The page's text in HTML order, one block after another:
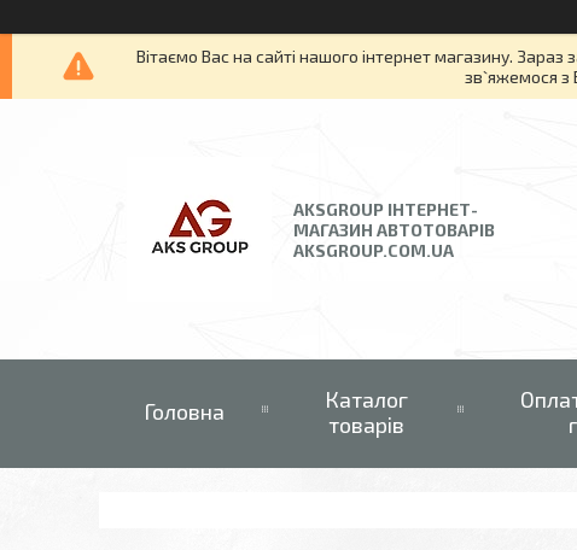
Вітаємо Вас на сайті нашого інтернет магазину.
зв`яжемося з
AKSGROUP ІНТЕРНЕТ-
МАГАЗИН АВТОТОВАРІВ
AKSGROUP.COM.UA
Головна
Каталог
товарів